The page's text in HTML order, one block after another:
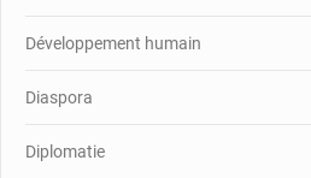
Développement humain
Diaspora
Diplomatie